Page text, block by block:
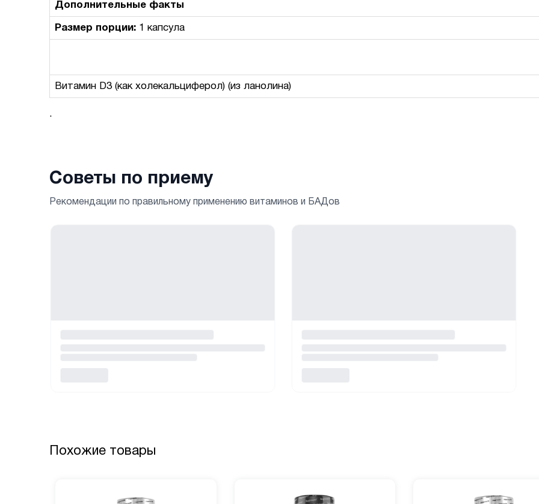
Дополнительные факты
Размер порции: 1 капсула
Витамин D3 (как холекальциферол) (из ланолина)
.
Советы по приему
Рекомендации по правильному применению витаминов и БАДов
Похожие товары